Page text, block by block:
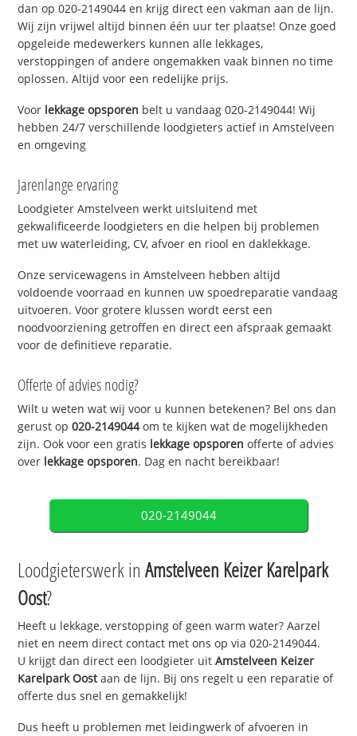
dan op 020-2149044 en krijg direct een vakman aan de lijn.
Wij zijn vrijwel altijd binnen één uur ter plaatse! Onze goed
opgeleide medewerkers kunnen alle lekkages,
verstoppingen of andere ongemakken vaak binnen no time
oplossen. Altijd voor een redelijke prijs.
Voor lekkage opsporen belt u vandaag 020-2149044! Wij
hebben 24/7 verschillende loodgieters actief in Amstelveen
en omgeving
Jarenlange ervaring
Loodgieter Amstelveen werkt uitsluitend met
gekwalificeerde loodgieters en die helpen bij problemen
met uw waterleiding, CV, afvoer en riool en daklekkage.
Onze servicewagens in Amstelveen hebben altijd
voldoende voorraad en kunnen uw spoedreparatie vandaag
uitvoeren. Voor grotere klussen wordt eerst een
noodvoorziening getroffen en direct een afspraak gemaakt
voor de definitieve reparatie.
Offerte of advies nodig?
Wilt u weten wat wij voor u kunnen betekenen? Bel ons dan
gerust op020-2149044om te kijken wat de mogelijkheden
zijn. Ook voor een gratis lekkage opsporen offerte of advies
over lekkage opsporen. Dag en nacht bereikbaar!
020-2149044
Loodgieterswerk inAmstelveen Keizer Karelpark
Oost?
Heeft u lekkage, verstopping of geen warm water? Aarzel
niet en neem direct contact met ons op via 020-2149044.
U krijgt dan direct een loodgieter uitAmstelveen Keizer
Karelpark Oostaan de lijn. Bij ons regelt u een reparatie of
offerte dus snel en gemakkelijk!
Dus heeft u problemen met leidingwerk of afvoeren in